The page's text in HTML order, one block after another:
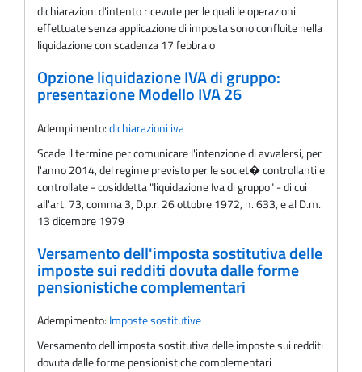
dichiarazioni d'intento ricevute per le quali le operazioni
effettuate senza applicazione di imposta sono confluite nella
liquidazione con scadenza 17 febbraio
Opzione liquidazione IVA di gruppo:
presentazione Modello IVA 26
Adempimento:dichiarazioni iva
Scade il termine per comunicare l'intenzione di avvalersi, per
l'anno 2014, del regime previsto per le societ� controllanti e
controllate - cosiddetta "liquidazione Iva di gruppo" - di cui
all'art. 73, comma 3, D.p.r. 26 ottobre 1972, n. 633, e al D.m.
13 dicembre 1979
Versamento dell'imposta sostitutiva delle
imposte sui redditi dovuta dalle forme
pensionistiche complementari
Adempimento: Imposte sostitutive
Versamento dell'imposta sostitutiva delle imposte sui redditi
dovuta dalle forme pensionistiche complementari